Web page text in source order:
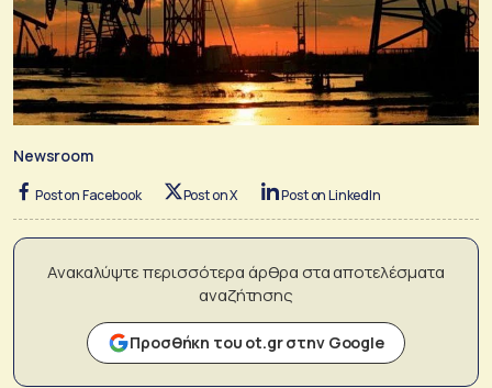
Newsroom
Post on Facebook Post on X Post on LinkedIn
Ανακαλύψτε περισσότερα άρθρα στα αποτελέσματα
αναζήτησης
Προσθήκη του ot.gr στην Google